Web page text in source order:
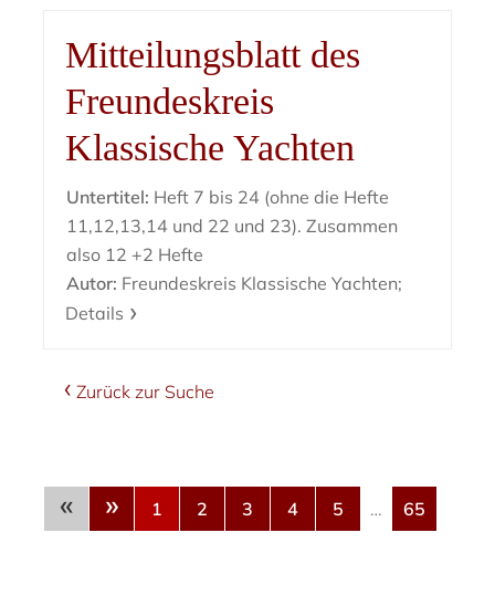
Mitteilungsblatt des
Freundeskreis
Klassische Yachten
Untertitel: Heft 7 bis 24 (ohne die Hefte
11,12,13,14 und 22 und 23). Zusammen
also 12 +2 Hefte
Autor: Freundeskreis Klassische Yachten;
Details
Zurück zur Suche
« » 1 2 3 4 5 … 65